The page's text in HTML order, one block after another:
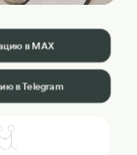
в MAX
в Telegram